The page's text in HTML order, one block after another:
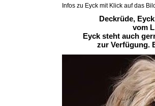
Infos zu Eyck mit Klick auf das
Deckrüde,
vom
Eyck steht auch
zur Verfügung.